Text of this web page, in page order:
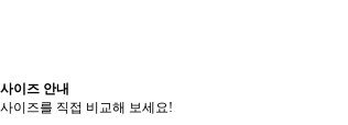
사이즈 안내
사이즈를 직접 비교해 보세요!